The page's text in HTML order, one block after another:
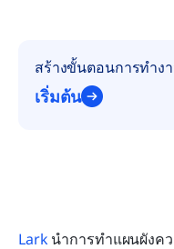
สร้างขั้นตอนการทำง
เริ่มต้น
Lark นำการทำแผนผังค